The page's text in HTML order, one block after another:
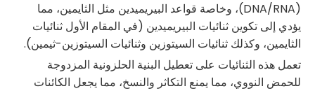
(DNA/RNA)، وخاصة قواعد البيريميدين مثل الثايمين، مما
يؤدي إلى تكوين ثنائيات البيريميدين (في المقام الأول ثنائيات
الثايمين، وكذلك ثنائيات السيتوزين وثنائيات السيتوزين-ثيمين).
تعمل هذه الثنائيات على تعطيل البنية الحلزونية المزدوجة
للحمض النووي، مما يمنع التكاثر والنسخ، مما يجعل الكائنات